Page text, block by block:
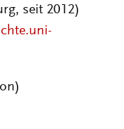
seit 2012)